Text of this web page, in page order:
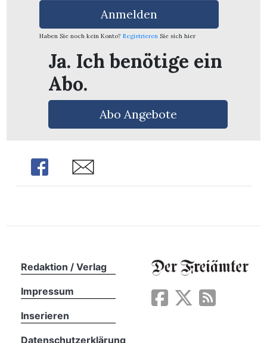
Anmelden
Haben Sie noch kein Konto? Registrieren Sie sich hier
Ja. Ich benötige ein
Abo.
Abo Angebote
Share Share
Redaktion / Verlag
Impressum
Inserieren
Datenschutzerklärung